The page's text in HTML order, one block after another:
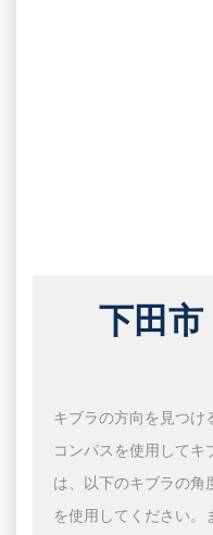
下田市
キブラの方向を見つけ
コンパスを使用して
は、以下のキブラの角
を使用してください